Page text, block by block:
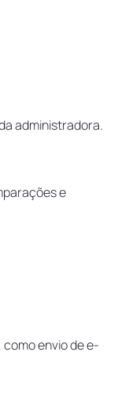
administradora.
e
envio de e-